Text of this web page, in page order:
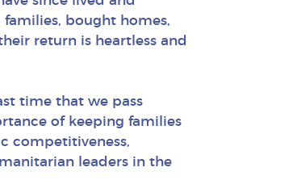
bought homes,
return is heartless and
time that we pass
of keeping families
competitiveness,
leaders in the